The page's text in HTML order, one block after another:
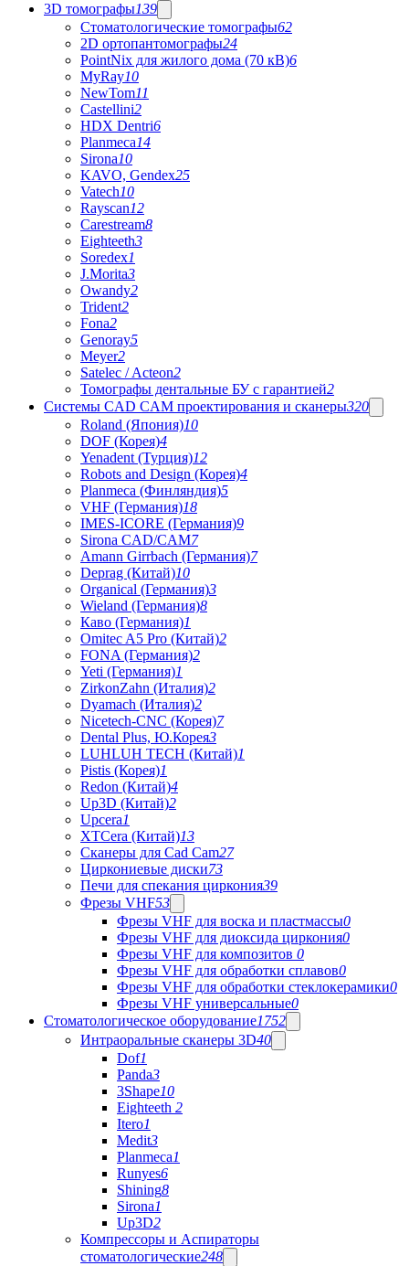
3D томографы139
Стоматологические томографы62
2D ортопантомографы24
PointNix для жилого дома (70 кВ)6
MyRay10
NewTom11
Castellini2
HDX Dentri6
Planmeca14
Sirona10
KAVO, Gendex25
Vatech10
Rayscan12
Carestream8
Eighteeth3
Soredex1
J.Morita3
Owandy2
Trident2
Fona2
Genoray5
Meyer2
Satelec / Acteon2
Томографы дентальные БУ с гарантией2
Системы CAD CAM проектирования и сканеры320
Roland (Япония)10
DOF (Корея)4
Yenadent (Турция)12
Robots and Design (Корея)4
Planmeca (Финляндия)5
VHF (Германия)18
IMES-ICORE (Германия)9
Sirona CAD/CAM7
Amann Girrbach (Германия)7
Deprag (Китай)10
Organical (Германия)3
Wieland (Германия)8
Каво (Германия)1
Omitec A5 Pro (Китай)2
FONA (Германия)2
Yeti (Германия)1
ZirkonZahn (Италия)2
Dyamach (Италия)2
Nicetech-CNC (Корея)7
Dental Plus, Ю.Корея3
LUHLUH TECH (Китай)1
Pistis (Корея)1
Redon (Китай)4
Up3D (Китай)2
Upcera1
XTCera (Китай)13
Сканеры для Cad Cam27
Циркониевые диски73
Печи для спекания циркония39
Фрезы VHF53
Фрезы VHF для воска и пластмассы0
Фрезы VHF для диоксида циркония0
Фрезы VHF для композитов 0
Фрезы VHF для обработки сплавов0
Фрезы VHF для обработки стеклокерамики0
Фрезы VHF универсальные0
Стоматологическое оборудование1752
Интраоральные сканеры 3D40
Dof1
Panda3
3Shape10
Eighteeth 2
Itero1
Medit3
Planmeca1
Runyes6
Shining8
Sirona1
Up3D2
Компрессоры и Аспираторы
стоматологические248